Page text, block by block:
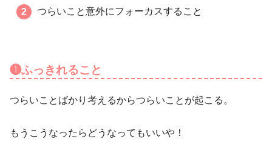
つらいこと意外にフォーカスすること
❶ふっきれること
つらいことばかり考えるからつらいことが起こる。
もうこうなったらどうなってもいいや！